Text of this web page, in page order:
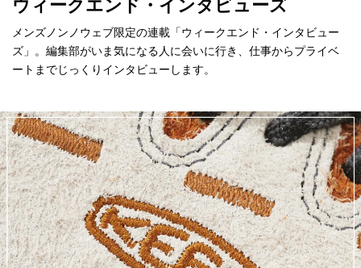
ウィークエンド・インタビューズ
メンズノンノウェブ限定の連載「ウィークエンド・インタビュー
ズ」。編集部がいま気になる人に会いに行き、仕事からプライベ
ートまでじっくりインタビューします。